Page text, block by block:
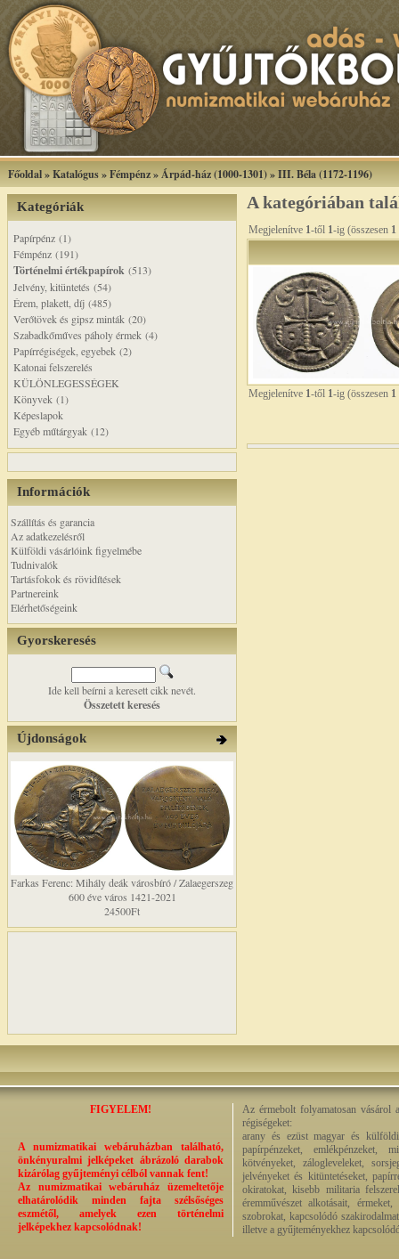
Főoldal»Katalógus»Fémpénz»Árpád-ház (1000-1301)»III. Béla (1172-1196)
Kategóriák
Papírpénz (1)
Fémpénz (191)
Történelmi értékpapírok (513)
Jelvény, kitüntetés (54)
Érem, plakett, díj (485)
Verőtövek és gipsz minták (20)
Szabadkőműves páholy érmek (4)
Papírrégiségek, egyebek (2)
Katonai felszerelés
KÜLÖNLEGESSÉGEK
Könyvek (1)
Képeslapok
Egyéb műtárgyak (12)
Információk
Szállítás és garancia
Az adatkezelésről
Külföldi vásárlóink figyelmébe
Tudnivalók
Tartásfokok és rövidítések
Partnereink
Elérhetőségeink
Gyorskeresés
Ide kell beírni a keresett cikk nevét.
Összetett keresés
Újdonságok
Farkas Ferenc: Mihály deák városbíró / Zalaegerszeg
600 éve város 1421-2021
24500Ft
A kategóriában
Megjelenítve 1-től 1-ig (összesen 1
Megjelenítve 1-től 1-ig (összesen 1
FIGYELEM!
A numizmatikai webáruházban található,
önkényuralmi jelképeket ábrázoló darabok
kizárólag gyűjteményi célból vannak fent!
Az numizmatikai webáruház üzemeltetője
elhatárolódik minden fajta szélsőséges
eszmétől, amelyek ezen történelmi
jelképekhez kapcsolódnak!
Az érmebolt folyamatosan vásárol
régiségeket:
arany és ezüst magyar és
papírpénzeket, emlékpénzeket,
kötvényeket, zálogleveleket,
jelvényeket és kitüntetéseket,
okiratokat, kisebb militaria
éremművészet alkotásait,
szobrokat, kapcsolódó
illetve a gyűjteményekhez